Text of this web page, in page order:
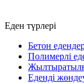
Еден түрлері
Бетон
Полимерлі
Еденді